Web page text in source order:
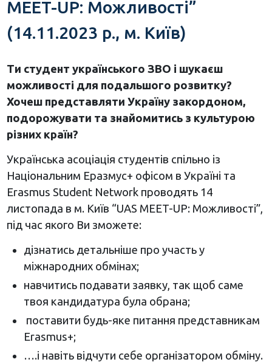
MEET-UP: Можливості”
(14.11.2023 р., м. Київ)
Ти студент українського ЗВО і шукаєш
можливості для подальшого розвитку?
Хочеш представляти Україну закордоном,
подорожувати та знайомитись з культурою
різних країн?
Українська асоціація студентів спільно із
Національним Еразмус+ офісом в Україні та
Erasmus Student Network проводять 14
листопада в м. Київ “UAS MEET-UP: Можливості”,
під час якого Ви зможете:
дізнатись детальніше про участь у
міжнародних обмінах;
навчитись подавати заявку, так щоб саме
твоя кандидатура була обрана;
поставити будь-яке питання представникам
Erasmus+;
….і навіть відчути себе організатором обміну.